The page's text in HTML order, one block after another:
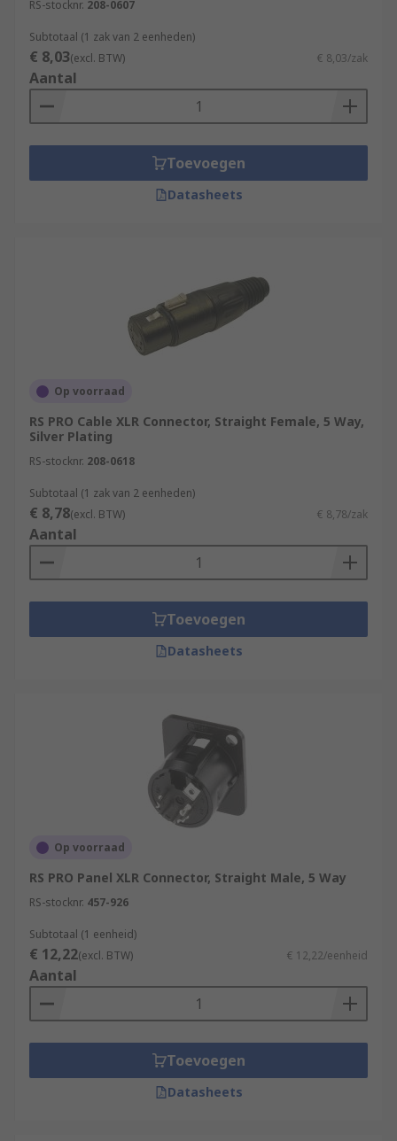
small pin layout when not in use. Female XLR
with a stepped body that mates with the male
XLR barrel sleeve to make a stable connection.
XLR connectors typically have built-in push-
button locking, ensuring a secure connection
which may be vital in stage audio setups, or
wherever the possibility of accidental
disconnection is high.For secure, durable and
Available in a range of pin counts, the most
common XLR format is a standard 3 pin. This is
the industry standard and can be found in almost
all audio and lighting applications. Other pin
counts can be used for a variety of reasons,
of signals being transferred through the cable
for applications such as controlling multi-
function lighting system.
RS-stocknr. 208-0607
Subtotaal (1 zak van 2 eenheden)
€ 8,03(excl. BTW) € 8,03/zak
Aantal
Toevoegen
Datasheets
Op voorraad
RS PRO Cable XLR Connector, Straight Female, 5 Way,
Silver Plating
RS-stocknr. 208-0618
Subtotaal (1 zak van 2 eenheden)
€ 8,78(excl. BTW) € 8,78/zak
Aantal
Toevoegen
Datasheets
Op voorraad
RS PRO Panel XLR Connector, Straight Male, 5 Way
RS-stocknr. 457-926
Subtotaal (1 eenheid)
€ 12,22(excl. BTW) € 12,22/eenheid
Aantal
Toevoegen
Datasheets